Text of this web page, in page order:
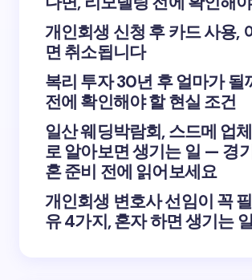
개인회생 신청 후 카드 사용,
면 취소됩니다
복리 투자 30년 후 얼마가 될
전에 확인해야 할 현실 조건
일산 웨딩박람회, 스드메 업
로 알아보면 생기는 일 — 경
혼 준비 전에 읽어보세요
개인회생 변호사 선임이 꼭
유 4가지, 혼자 하면 생기는 일